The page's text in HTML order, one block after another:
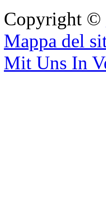
Copyright ©
Mappa del
Mit Uns In